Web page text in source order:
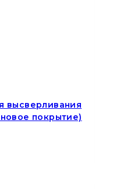
высверливания
покрытие)